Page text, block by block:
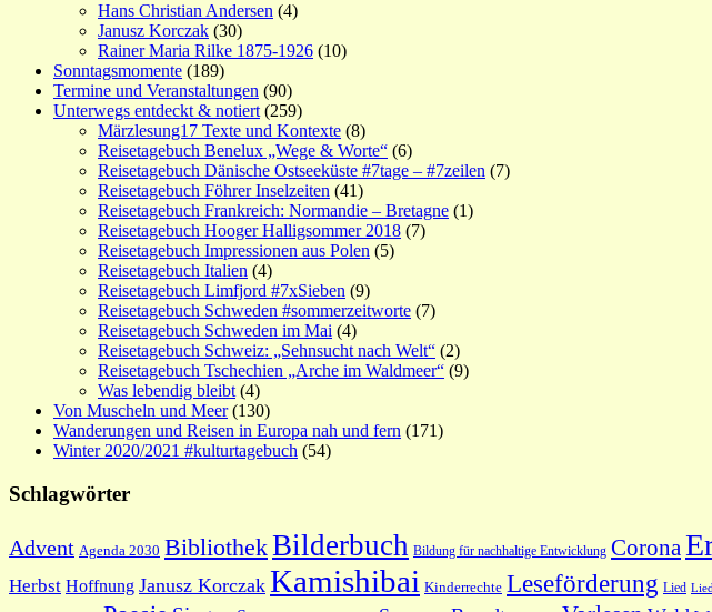
Hans Christian Andersen (4)
Janusz Korczak (30)
Rainer Maria Rilke 1875-1926 (10)
Sonntagsmomente (189)
Termine und Veranstaltungen (90)
Unterwegs entdeckt & notiert (259)
Märzlesung17 Texte und Kontexte (8)
Reisetagebuch Benelux „Wege & Worte“ (6)
Reisetagebuch Dänische Ostseeküste #7tage – #7zeilen (7)
Reisetagebuch Föhrer Inselzeiten (41)
Reisetagebuch Frankreich: Normandie – Bretagne (1)
Reisetagebuch Hooger Halligsommer 2018 (7)
Reisetagebuch Impressionen aus Polen (5)
Reisetagebuch Italien (4)
Reisetagebuch Limfjord #7xSieben (9)
Reisetagebuch Schweden #sommerzeitworte (7)
Reisetagebuch Schweden im Mai (4)
Reisetagebuch Schweiz: „Sehnsucht nach Welt“ (2)
Reisetagebuch Tschechien „Arche im Waldmeer“ (9)
Was lebendig bleibt (4)
Von Muscheln und Meer(130)
Wanderungen und Reisen in Europa nah und fern (171)
Winter 2020/2021 #kulturtagebuch (54)
Schlagwörter
Advent Agenda 2030 BibliothekBilderbuch Bildung für nachhaltige Entwicklung Corona
Herbst Hoffnung Janusz Korczak Kamishibai Kinderrechte Leseförderung Lied